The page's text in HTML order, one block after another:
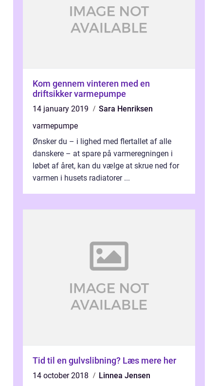
Kom gennem vinteren med en
driftsikker varmepumpe
14 january 2019
Sara Henriksen
varmepumpe
Ønsker du – i lighed med flertallet af alle
danskere – at spare på varmeregningen i
løbet af året, kan du vælge at skrue ned for
varmen i husets radiatorer ...
Tid til en gulvslibning? Læs mere her
14 october 2018 Linnea Jensen